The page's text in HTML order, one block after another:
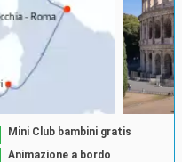
Mini Club bambini gratis
Animazione a bordo